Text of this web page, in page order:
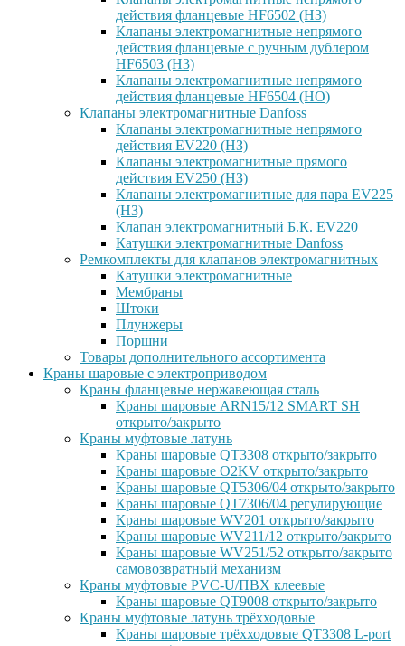
действия фланцевые HF6502 (НЗ)
Клапаны электромагнитные непрямого
действия фланцевые с ручным дублером
HF6503 (Н3)
Клапаны электромагнитные непрямого
действия фланцевые HF6504 (НО)
Клапаны электромагнитные Danfoss
Клапаны электромагнитные непрямого
действия EV220 (НЗ)
Клапаны электромагнитные прямого
действия EV250 (НЗ)
Клапаны электромагнитные для пара EV225
(НЗ)
Клапан электромагнитный Б.К. EV220
Катушки электромагнитные Danfoss
Ремкомплекты для клапанов электромагнитных
Катушки электромагнитные
Мембраны
Штоки
Плунжеры
Поршни
Товары дополнительного ассортимента
Краны шаровые с электроприводом
Краны фланцевые нержавеющая сталь
Краны шаровые ARN15/12 SMART SH
открыто/закрыто
Краны муфтовые латунь
Краны шаровые QT3308 открыто/закрыто
Краны шаровые O2KV открыто/закрыто
Краны шаровые QT5306/04 открыто/закрыто
Краны шаровые QT7306/04 регулирующие
Краны шаровые WV201 открыто/закрыто
Краны шаровые WV211/12 открыто/закрыто
Краны шаровые WV251/52 открыто/закрыто
самовозвратный механизм
Краны муфтовые PVC-U/ПВХ клеевые
Краны шаровые QT9008 открыто/закрыто
Краны муфтовые латунь трёхходовые
Краны шаровые трёхходовые QT3308 L-port